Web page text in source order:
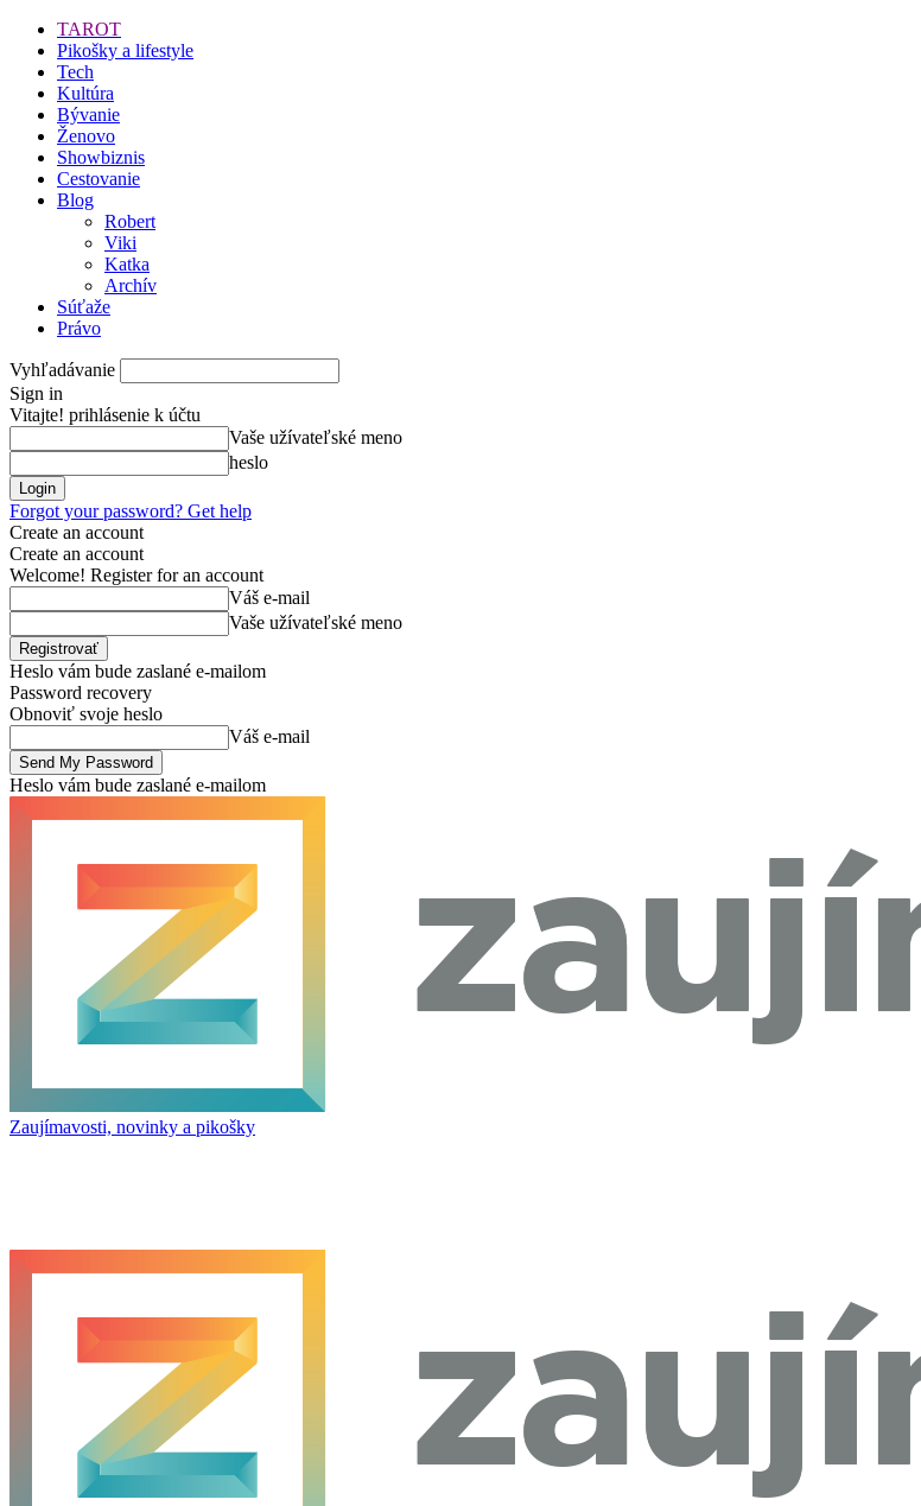
TAROT
Pikošky a lifestyle
Tech
Kultúra
Bývanie
Ženovo
Showbiznis
Cestovanie
Blog
Robert
Viki
Katka
Archív
Súťaže
Právo
Vyhľadávanie
Sign in
Vitajte! prihlásenie k účtu
Vaše užívateľské meno
heslo
Forgot your password? Get help
Create an account
Create an account
Welcome! Register for an account
Váš e-mail
Vaše užívateľské meno
Heslo vám bude zaslané e-mailom
Password recovery
Obnoviť svoje heslo
Váš e-mail
Heslo vám bude zaslané e-mailom
Zaujímavosti, novinky a pikošky